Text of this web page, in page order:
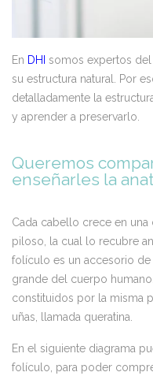
En DHI somos expertos
su estructura natural. Por
detalladamente la
y aprender a preservarlo.
Queremos
enseñarles la
Cada cabello crece en
piloso, la cual lo recubre
folículo es un accesorio
grande del cuerpo
constituidos por la misma
uñas, llamada queratina.
En el siguiente diagrama
folículo, para poder